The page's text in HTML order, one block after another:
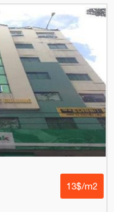
13$/m2